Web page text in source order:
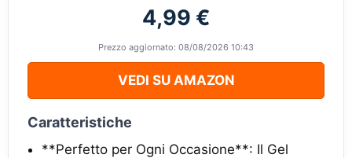
4,99 €
Prezzo aggiornato: 08/08/2026 10:43
VEDI SU AMAZON
Caratteristiche
**Perfetto per Ogni Occasione**: Il Gel